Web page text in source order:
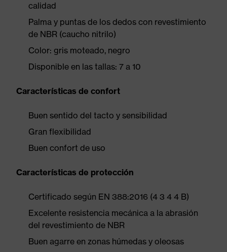
calidad
Palma y puntas de los dedos con revestimiento
de NBR (caucho nitrilo)
Color: gris moteado, negro
Disponible en las tallas: 7 a 10
Características de confort
Buen sentido del tacto y sensibilidad
Gran flexibilidad
Buen confort de uso
Características de protección
Certificado según EN 388:2016 (4 3 4 4 B)
Excelente resistencia mecánica a la abrasión
del revestimiento de NBR
Buen agarre en zonas húmedas y oleosas